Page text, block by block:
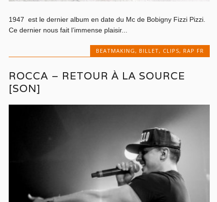
1947 est le dernier album en date du Mc de Bobigny Fizzi Pizzi.
Ce dernier nous fait l’immense plaisir...
BEATMAKING , BILLET, CLIPS, RAP FR
ROCCA – RETOUR À LA SOURCE
[SON]